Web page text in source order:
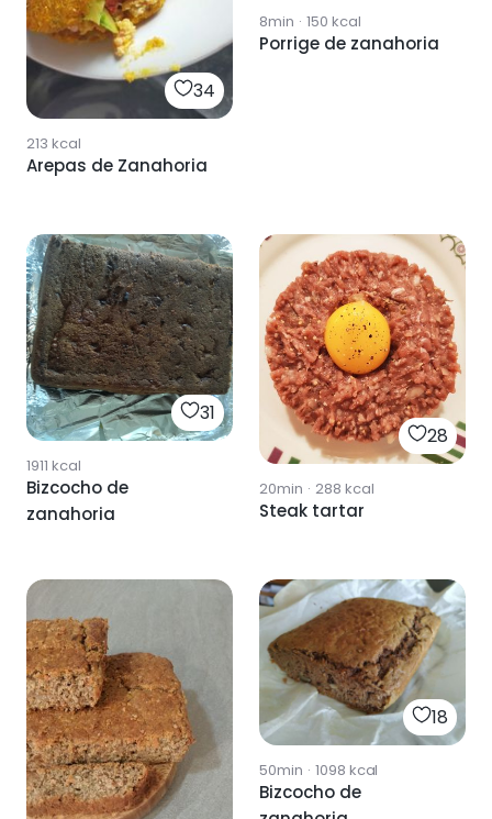
34
213 kcal
Arepas de Zanahoria
8min · 150 kcal
Porrige de zanahoria
31
1911 kcal
Bizcocho de
zanahoria
28
20min · 288 kcal
Steak tartar
18
50min · 1098 kcal
Bizcocho de